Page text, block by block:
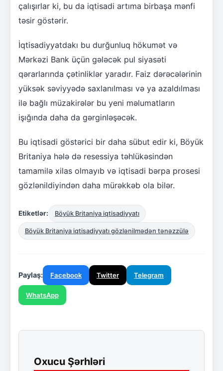
çalışırlar ki, bu da iqtisadi artıma birbaşa mənfi
təsir göstərir.
İqtisadiyyatdakı bu durğunluq hökumət və
Mərkəzi Bank üçün gələcək pul siyasəti
qərarlarında çətinliklər yaradır. Faiz dərəcələrinin
yüksək səviyyədə saxlanılması və ya azaldılması
ilə bağlı müzakirələr bu yeni məlumatların
işığında daha da gərginləşəcək.
Bu iqtisadi göstərici bir daha sübut edir ki, Böyük
Britaniya hələ də resessiya təhlükəsindən
tamamilə xilas olmayıb və iqtisadi bərpa prosesi
gözlənildiyindən daha mürəkkəb ola bilər.
Etiketlər: Böyük Britaniya iqtisadiyyatı
Böyük Britaniya iqtisadiyyatı gözlənilmədən tənəzzülə
Paylaş: Facebook Twitter Telegram
WhatsApp
Oxucu Şərhləri